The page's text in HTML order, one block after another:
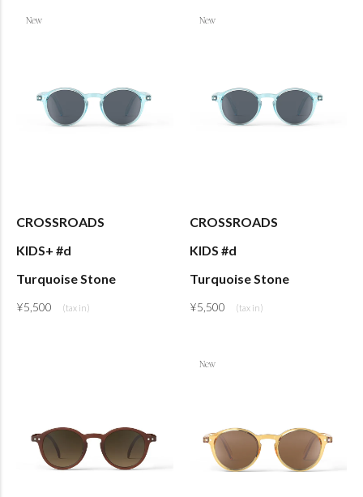
CROSSROADS
KIDS+ #d
Turquoise Stone
¥5,500
CROSSROADS
KIDS #d
Turquoise Stone
¥5,500